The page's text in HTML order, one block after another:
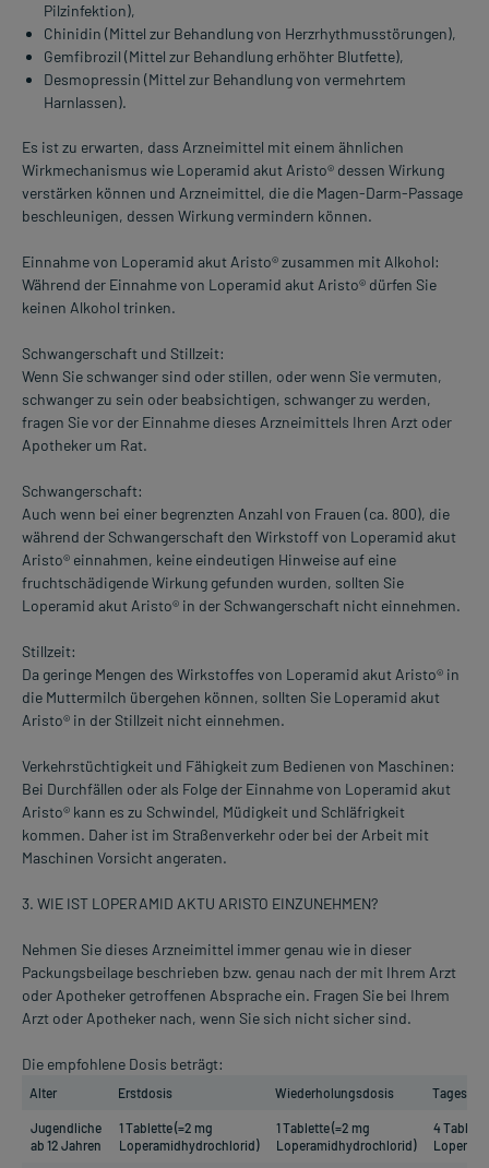
Pilzinfektion),
Chinidin (Mittel zur Behandlung von Herzrhythmusstörungen),
Gemfibrozil (Mittel zur Behandlung erhöhter Blutfette),
Desmopressin (Mittel zur Behandlung von vermehrtem
Harnlassen).
Es ist zu erwarten, dass Arzneimittel mit einem ähnlichen
Wirkmechanismus wie Loperamid akut Aristo® dessen Wirkung
verstärken können und Arzneimittel, die die Magen-Darm-Passage
beschleunigen, dessen Wirkung vermindern können.
Einnahme von Loperamid akut Aristo® zusammen mit Alkohol:
Während der Einnahme von Loperamid akut Aristo® dürfen Sie
keinen Alkohol trinken.
Schwangerschaft und Stillzeit:
Wenn Sie schwanger sind oder stillen, oder wenn Sie vermuten,
schwanger zu sein oder beabsichtigen, schwanger zu werden,
fragen Sie vor der Einnahme dieses Arzneimittels Ihren Arzt oder
Apotheker um Rat.
Schwangerschaft:
Auch wenn bei einer begrenzten Anzahl von Frauen (ca. 800), die
während der Schwangerschaft den Wirkstoff von Loperamid akut
Aristo® einnahmen, keine eindeutigen Hinweise auf eine
fruchtschädigende Wirkung gefunden wurden, sollten Sie
Loperamid akut Aristo® in der Schwangerschaft nicht einnehmen.
Stillzeit:
Da geringe Mengen des Wirkstoffes von Loperamid akut Aristo® in
die Muttermilch übergehen können, sollten Sie Loperamid akut
Aristo® in der Stillzeit nicht einnehmen.
Verkehrstüchtigkeit und Fähigkeit zum Bedienen von Maschinen:
Bei Durchfällen oder als Folge der Einnahme von Loperamid akut
Aristo® kann es zu Schwindel, Müdigkeit und Schläfrigkeit
kommen. Daher ist im Straßenverkehr oder bei der Arbeit mit
Maschinen Vorsicht angeraten.
3. WIE IST LOPERAMID AKTU ARISTO EINZUNEHMEN?
Nehmen Sie dieses Arzneimittel immer genau wie in dieser
Packungsbeilage beschrieben bzw. genau nach der mit Ihrem Arzt
oder Apotheker getroffenen Absprache ein. Fragen Sie bei Ihrem
Arzt oder Apotheker nach, wenn Sie sich nicht sicher sind.
Die empfohlene Dosis beträgt:
Alter Erstdosis Wiederholungsdosis
Jugendliche
ab 12 Jahren
1 Tablette (=2 mg
Loperamidhydrochlorid)
1 Tablette (=2 mg
Loperamidhydrochlorid)
4